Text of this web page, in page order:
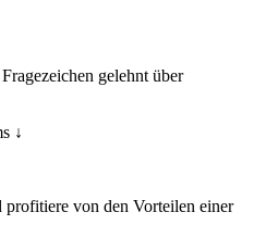
↓
profitiere von den Vorteilen einer